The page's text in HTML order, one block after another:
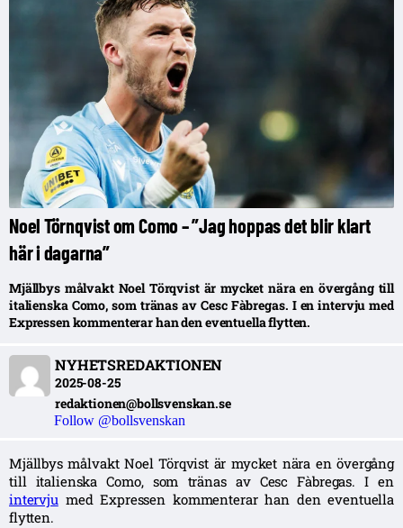
Noel Törnqvist om Como – ”Jag hoppas det blir klart
här i dagarna”
Mjällbys målvakt Noel Törqvist är mycket nära en övergång till
italienska Como, som tränas av Cesc Fàbregas. I en intervju med
Expressen kommenterar han den eventuella flytten.
NYHETSREDAKTIONEN
2025-08-25
redaktionen@bollsvenskan.se
Follow @bollsvenskan
Mjällbys målvakt Noel Törqvist är mycket nära en övergång
till italienska Como, som tränas av Cesc Fàbregas. I en
intervjumed Expressen kommenterar han den eventuella
flytten.